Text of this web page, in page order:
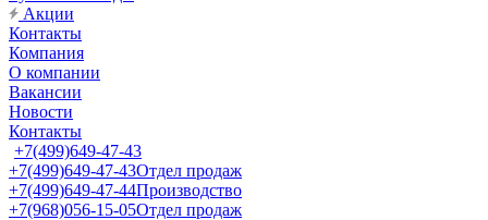
Акции
Контакты
Компания
О компании
Вакансии
Новости
Контакты
+7(499)649-47-43
+7(499)649-47-43Отдел продаж
+7(499)649-47-44Производство
+7(968)056-15-05Отдел продаж